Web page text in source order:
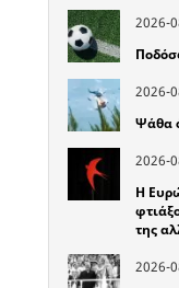
2026-
2026-
Ψάθα
2026-
Η
της
2026-